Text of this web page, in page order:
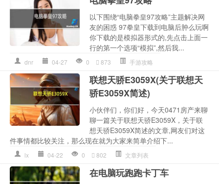
以下围绕“电脑拳皇97攻略”主题解决网
友的困惑 97拳皇下载到电脑后肿么玩啊
你下载的是模拟器形式的,先点击上面一
行的第一个选项“模拟”,然后我...
dnr 04-27 0 873 手游攻略
联想天骄E3059X(关于联想天
骄E3059X简述)
小伙伴们，你们好，今天0471房产来聊
聊一篇关于联想天骄E3059X，关于联
想天骄E3059X简述的文章,网友们对这
件事情都比较关注，那么现在就为大家来简单介绍下...
lx 04-22 0 802 文章列表
在电脑玩跑跑卡丁车